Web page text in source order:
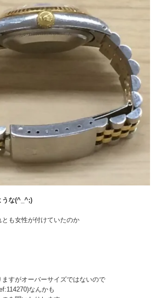
うな(^_^;)
も女性が付けていたのか
ますがオーバーサイズではないので
なんかも